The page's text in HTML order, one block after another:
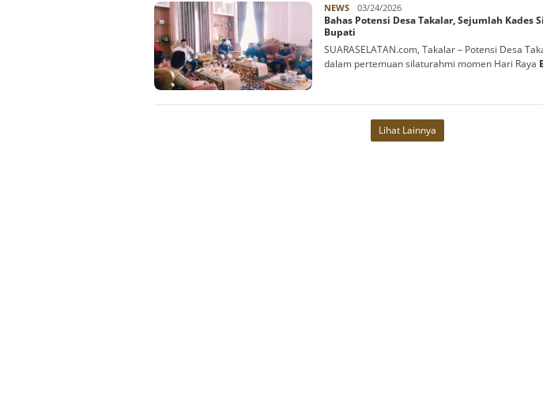
NEWSRabbani
03/24/2026
Bahas Potensi Desa Takalar, Sejumlah Kades
Bupati
SUARASELATAN.com, Takalar – Potensi Desa
dalam pertemuan silaturahmi momen Hari Raya
Lihat Lainnya